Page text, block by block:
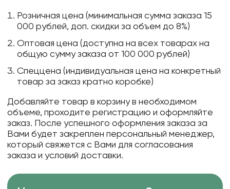
Розничная цена (минимальная сумма заказа 15
000 рублей, доп. скидки за объем до 8%)
Оптовая цена (доступна на всех товарах на
общую сумму заказа от 100 000 рублей)
Спеццена (индивидуальная цена на конкретный
товар за заказ кратно коробке)
Добавляйте товар в корзину в необходимом
объеме, проходите регистрацию и оформляйте
заказ. После успешного оформления заказа за
Вами будет закреплен персональный менеджер,
который свяжется с Вами для согласования
заказа и условий доставки.